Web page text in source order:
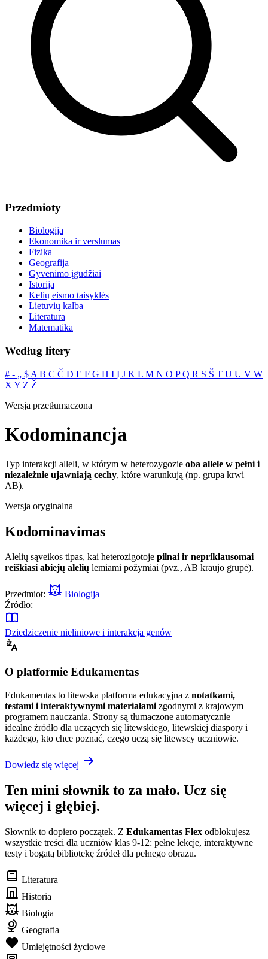
Przedmioty
Biologija
Ekonomika ir verslumas
Fizika
Geografija
Gyvenimo įgūdžiai
Istorija
Kelių eismo taisyklės
Lietuvių kalba
Literatūra
Matematika
Według litery
# ‐ „ $ A B C Č D E F G H I Į J K L M N O PQ R S Š T U Ū V W
X Y Z Ž
Wersja przetłumaczona
Kodominancja
Typ interakcji alleli, w którym w heterozygozie oba allele w pełni i
niezależnie ujawniają cechy, które warunkują (np. grupa krwi
AB).
Wersja oryginalna
Kodominavimas
Alelių sąveikos tipas, kai heterozigotoje pilnai ir nepriklausomai
reiškiasi abiejų alelių lemiami požymiai (pvz., AB kraujo grupė).
Przedmiot:
Biologija
Źródło:
Dziedziczenie nieliniowe i interakcja genów
O platformie Edukamentas
Edukamentas to litewska platforma edukacyjna z notatkami,
testami i interaktywnymi materiałami zgodnymi z krajowym
programem nauczania. Strony są tłumaczone automatycznie —
idealne źródło dla uczących się litewskiego, litewskiej diaspory i
każdego, kto chce poznać, czego uczą się litewscy uczniowie.
Dowiedz się więcej
Ten mini słownik to za mało. Ucz się
więcej i głębiej.
Słownik to dopiero początek. Z Edukamentas Flex odblokujesz
wszystkie treści dla uczniów klas 9-12: pełne lekcje, interaktywne
testy i bogatą bibliotekę źródeł dla pełnego obrazu.
Literatura
Historia
Biologia
Geografia
Umiejętności życiowe